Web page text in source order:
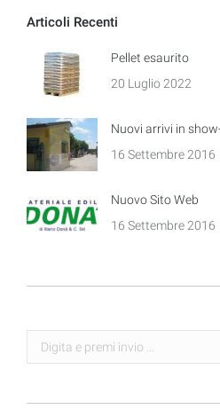
Articoli Recenti
Pellet esaurito
20 Luglio 2022
Nuovi arrivi in
16 Settembre 2016
Nuovo Sito Web
16 Settembre 2016
Search: